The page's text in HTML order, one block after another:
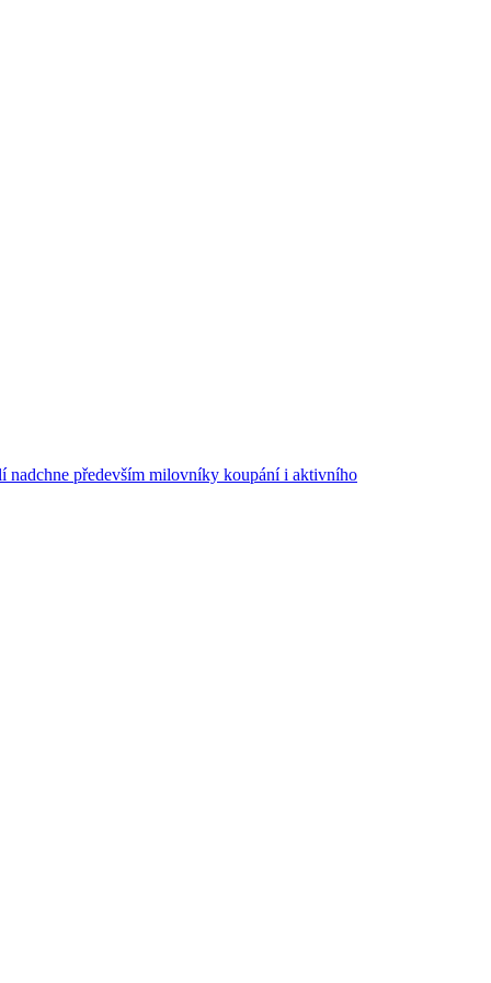
nadchne především milovníky koupání i aktivního